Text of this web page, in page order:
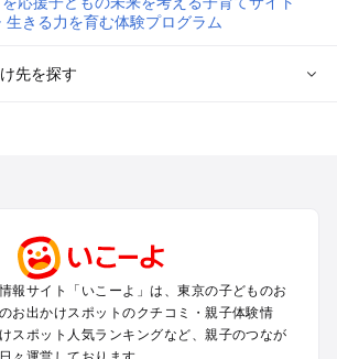
先を探す
・上野原のプールお出かけ
・中目黒・自由が丘のプールお出かけ
巣鴨・目白・石神井のプールお出かけ
々木・千駄ヶ谷のプールお出かけ
橋・有楽町・築地・月島のプールお出かけ
報サイト「いこーよ」は、東京の子どものお
お出かけスポットのクチコミ・親子体験情
スポット人気ランキングなど、親子のつなが